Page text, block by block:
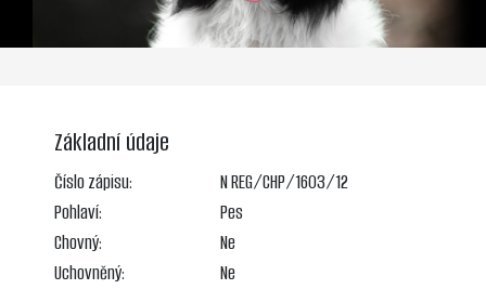
Základní údaje
Číslo zápisu:
N REG/CHP/1603/12
Pohlaví:
Pes
Chovný:
Ne
Uchovněný:
Ne